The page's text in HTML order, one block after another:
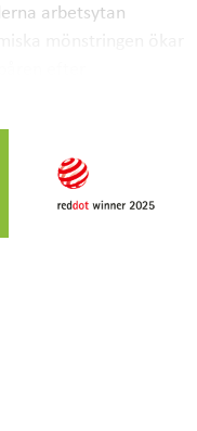
arbetsytan
efter
skapas mera yta som
alla kökstillbehör.
helt nya bottensilen
är diskhon
Diskhon kan både